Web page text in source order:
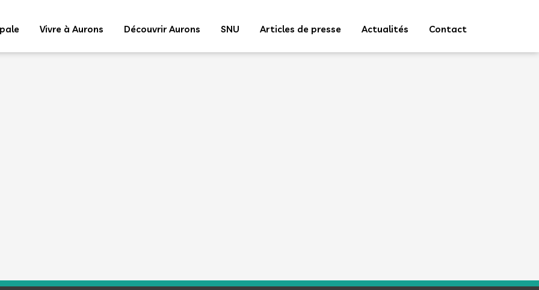
Vivre à Aurons Découvrir Aurons SNU Articles de presse Actualités Contact